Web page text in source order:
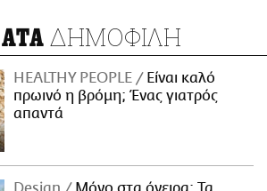
ΔΗΜΟΦΙΛΗ
HEALTHY PEOPLE
Είναι καλό
πρωινό η βρόμη; Ένας γιατρός
απαντά